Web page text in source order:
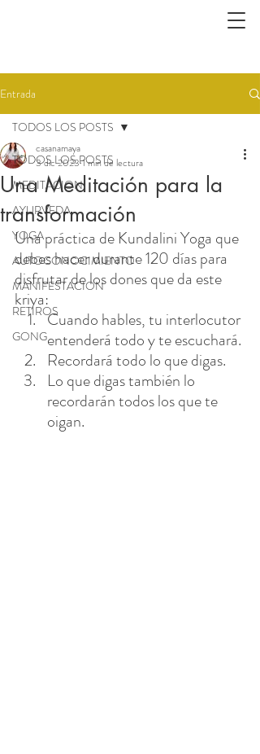
Entrada
TODOS LOS POSTS
MEDITACION
AYURVEDA
YOGA
AUTOCONOCIMIENTO
MANIFESTACION
RETIROS
GONG
TODOS LOS POSTS
Una Meditación para la
transformación
casanamaya
3 dic 2023 1 min de lectura
Una práctica de Kundalini Yoga que
debes hacer durante 120 días para
disfrutar de los dones que da este
kriya:
Cuando hables, tu interlocutor
entenderá todo y te escuchará.
Recordará todo lo que digas.
Lo que digas también lo
recordarán todos los que te
oigan.